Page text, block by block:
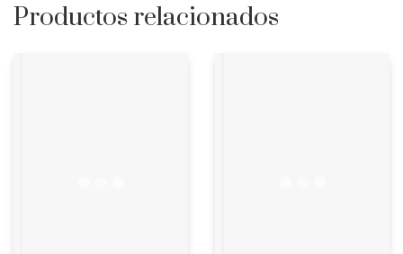
Productos relacionados